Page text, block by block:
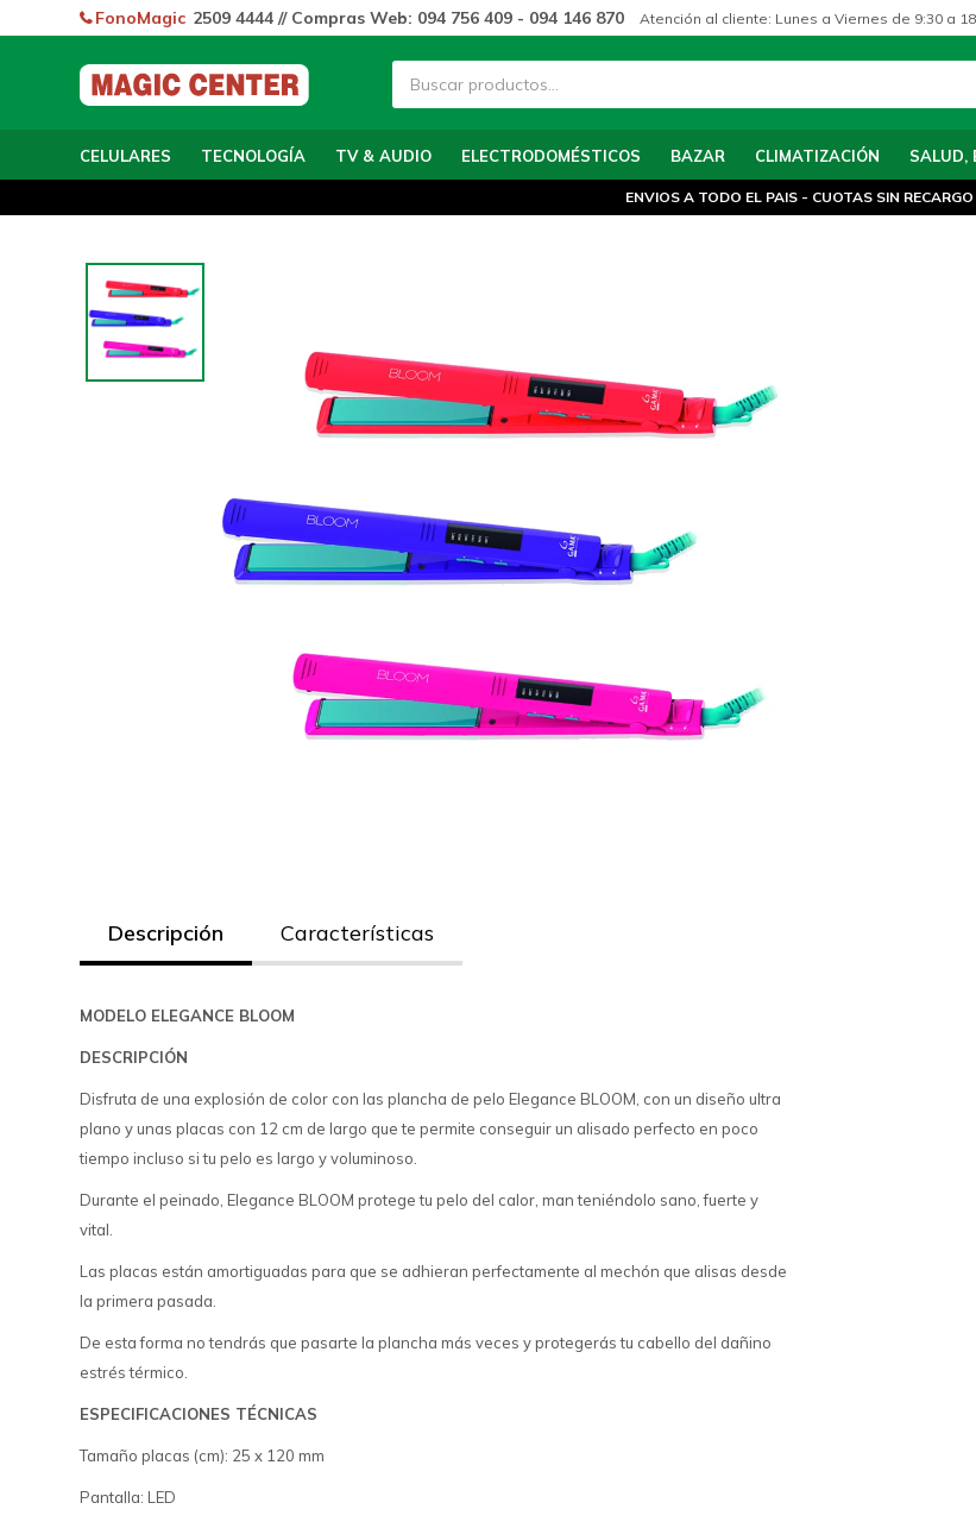
CELULARES TECNOLOGÍA TV & AUDIO ELECTRODOMÉSTICOS BAZAR CLIMATIZACIÓN SALUD,
FonoMagic 2509 4444 // Compras Web: 094 756 409 - 094 146 870 Atención al cliente: Lunes a Viernes de 9:30 a
ENVIOS A TODO EL PAIS - CUOTAS SIN RECARGO
Descripción Características
MODELO ELEGANCE BLOOM
DESCRIPCIÓN
Disfruta de una explosión de color con las plancha de pelo Elegance BLOOM, con un diseño ultra
plano y unas placas con 12 cm de largo que te permite conseguir un alisado perfecto en poco
tiempo incluso si tu pelo es largo y voluminoso.
Durante el peinado, Elegance BLOOM protege tu pelo del calor, man teniéndolo sano, fuerte y
vital.
Las placas están amortiguadas para que se adhieran perfectamente al mechón que alisas desde
la primera pasada.
De esta forma no tendrás que pasarte la plancha más veces y protegerás tu cabello del dañino
estrés térmico.
ESPECIFICACIONES TÉCNICAS
Tamaño placas (cm): 25 x 120 mm
Pantalla: LED